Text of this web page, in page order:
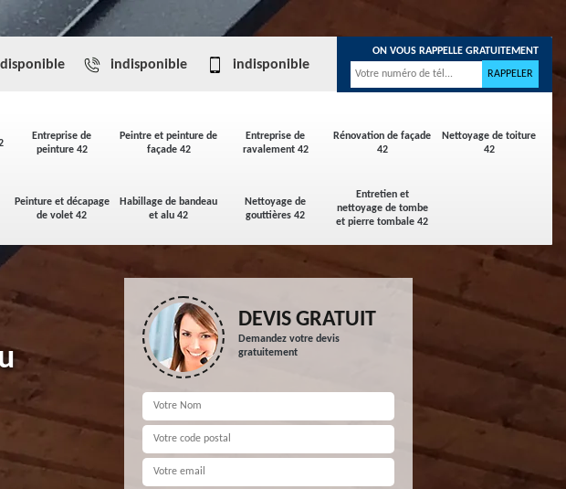
Entreprise de
peinture 42
Peintre et peinture de
façade 42
Entreprise de
ravalement 42
Rénovation de façade
42
Nettoyage de toiture
42
Peinture et décapage
de volet 42
Habillage de bandeau
et alu 42
Nettoyage de
gouttières 42
Entretien et
nettoyage de tombe
et pierre tombale 42
indisponible indisponible
ON VOUS RAPPELLE GRATUITEMENT
DEVIS GRATUIT
Demandez votre devis
gratuitement